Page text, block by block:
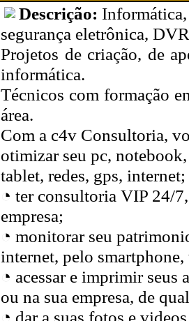
Descrição:
segurança eletrônica,
Projetos de criação, de
informática.
Técnicos com formação
área.
Com a c4v Consultoria,
otimizar seu pc,
tablet, redes, gps, internet;
◔ ter consultoria VIP 24/
empresa;
◔ monitorar seu
internet, pelo
◔ acessar e imprimir seus
ou na sua empresa, de
◔ dar a suas fotos e